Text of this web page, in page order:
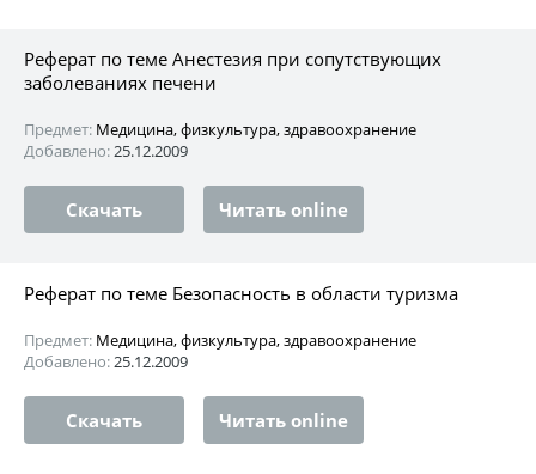
Реферат по теме Анестезия при сопутствующих
заболеваниях печени
Предмет: Медицина, физкультура, здравоохранение
Добавлено:25.12.2009
Скачать Читать online
Реферат по теме Безопасность в области туризма
Предмет: Медицина, физкультура, здравоохранение
Добавлено:25.12.2009
Скачать Читать online